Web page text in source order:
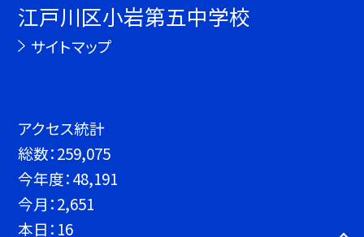
江戸川区小岩第五中学校
サイトマップ
アクセス統計
総数：259,075
今年度：48,191
今月：2,651
本日： 16